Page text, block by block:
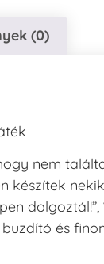
(0)
nem
készítek
dolgoztál!”,
és